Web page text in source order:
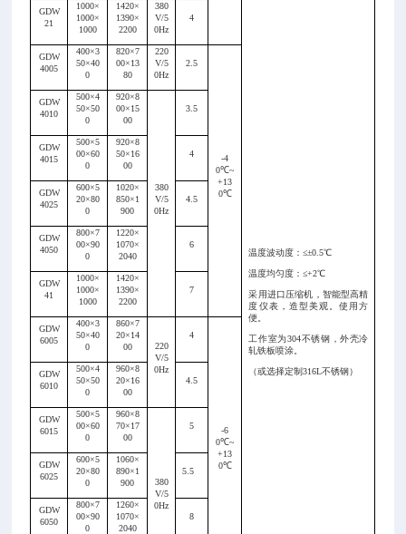
温度波动度：≤±0.5℃
温度均匀度：≤+2℃
采用进口压缩机，智能型高精
度仪表，造型美观。使用方
便。
工作室为304不锈钢，外壳冷
轧铁板喷涂。
（或选择定制316L不锈钢）
GDW
21
1000×
1000×
1000
1420×
1390×
2200
380
V/5
0Hz
4
GDW
4005
400×3
50×40
0
820×7
00×13
80
220
V/5
0Hz
2.5
-4
0℃~
+13
0℃
GDW
4010
500×4
50×50
0
920×8
00×15
00
380
V/5
0Hz
3.5
GDW
4015
500×5
00×60
0
920×8
50×16
00
4
GDW
4025
600×5
20×80
0
1020×
850×1
900
4.5
GDW
4050
800×7
00×90
0
1220×
1070×
2040
6
GDW
41
1000×
1000×
1000
1420×
1390×
2200
7
GDW
6005
400×3
50×40
0
860×7
20×14
00
220
V/5
0Hz
4
-6
0℃~
+13
0℃
GDW
6010
500×4
50×50
0
960×8
20×16
00
4.5
GDW
6015
500×5
00×60
0
960×8
70×17
00
380
V/5
0Hz
5
GDW
6025
600×5
20×80
0
1060×
890×1
900
5.5
GDW
6050
800×7
00×90
0
1260×
1070×
2040
8